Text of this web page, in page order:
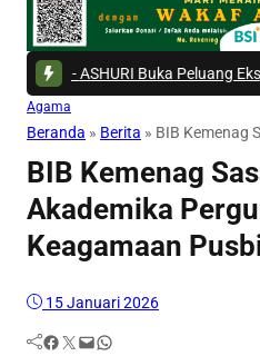
Buka Peluang Ekspor
Agama
Beranda » Berita » BIB Kemenag
BIB Kemenag
Akademika
Keagamaan
15 Januari 2026
Facebook Twitter Mail WhatsApp